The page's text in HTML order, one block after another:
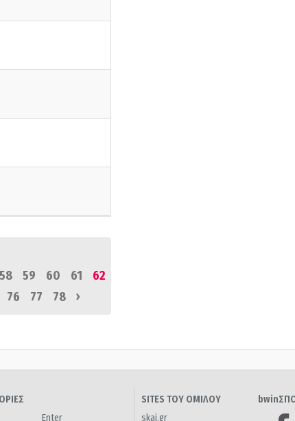
58 59 60 61
62
76 77 78 ›
Enter
SITES ΤΟΥ ΟΜΙΛΟΥ
skai.gr